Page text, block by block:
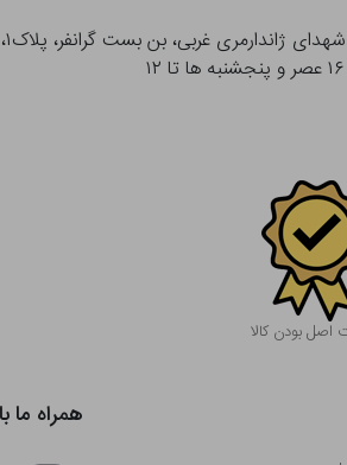
اصل بودن کالا
همراه ما